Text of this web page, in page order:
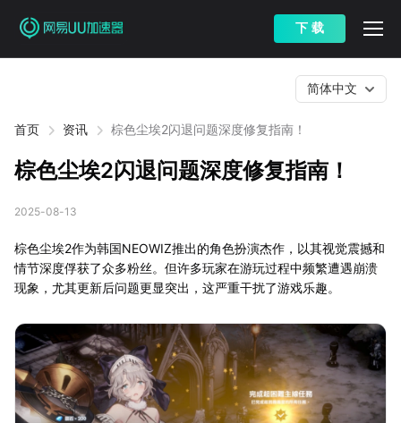
下 载
首页 资讯 棕色尘埃2闪退问题深度修复指南！
简体中文
棕色尘埃2闪退问题深度修复指南！
2025-08-13
棕色尘埃2作为韩国NEOWIZ推出的角色扮演杰作，以其视觉震撼和
情节深度俘获了众多粉丝。但许多玩家在游玩过程中频繁遭遇崩溃
现象，尤其更新后问题更显突出，这严重干扰了游戏乐趣。